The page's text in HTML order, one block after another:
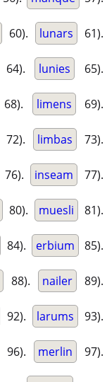
60). lunars 61).
64). lunies 65).
68). limens 69).
72). limbas 73).
76). inseam 77).
80). muesli 81).
84). erbium 85).
88). nailer 89).
92). larums 93).
96). merlin 97).